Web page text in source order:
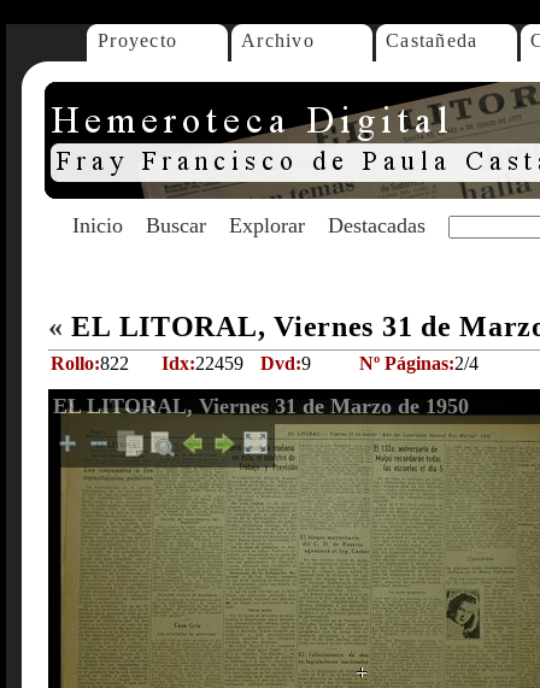
Proyecto Archivo Castañeda
Inicio Buscar Explorar Destacadas
« EL LITORAL, Viernes 31 de
Rollo:822 Idx:22459 Dvd:9 Nº Páginas:2/4
EL LITORAL, Viernes 31 de Marzo de 1950